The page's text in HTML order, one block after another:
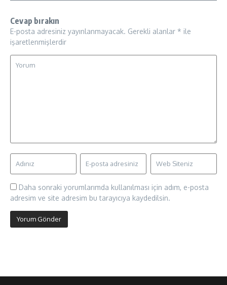
Cevap bırakın
E-posta adresiniz yayınlanmayacak. Gerekli alanlar * ile
işaretlenmişlerdir
Daha sonraki yorumlarımda kullanılması için adım, e-posta
adresim ve site adresim bu tarayıcıya kaydedilsin.